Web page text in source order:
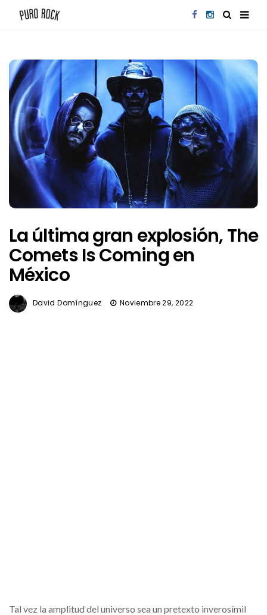
La última gran explosión, The
Comets Is Coming en
México
David Domínguez Noviembre 29, 2022
Tal vez la amplitud del universo sea un pretexto inverosímil